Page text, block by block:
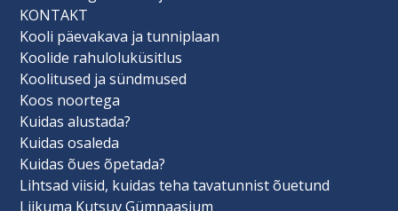
KONTAKT
Kooli päevakava ja tunniplaan
Koolide rahuloluküsitlus
Koolitused ja sündmused
Koos noortega
Kuidas alustada?
Kuidas osaleda
Kuidas õues õpetada?
Lihtsad viisid, kuidas teha tavatunnist õuetund
Liikuma Kutsuv Gümnaasium